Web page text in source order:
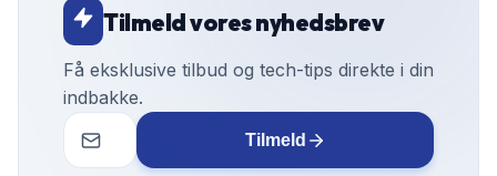
Tilmeld vores nyhedsbrev
Få eksklusive tilbud og tech-tips direkte i din
indbakke.
Tilmeld